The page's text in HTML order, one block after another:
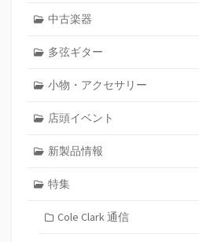
中古楽器
多弦ギター
小物・アクセサリー
店頭イベント
新製品情報
特集
Cole Clark 通信